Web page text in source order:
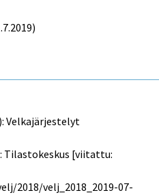
Velkajärjestelyt
Tilastokeskus [viitattu:
2018/velj_2018_2019-07-